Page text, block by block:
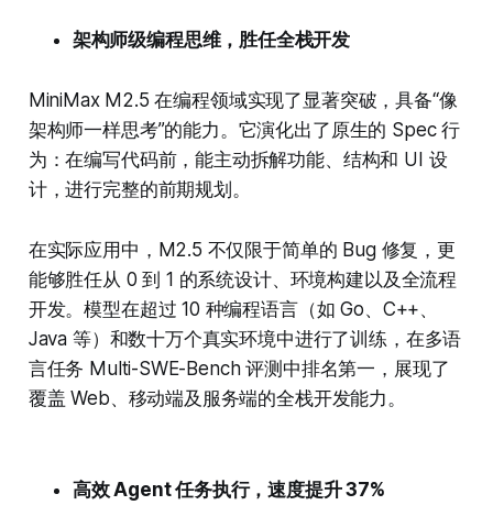
架构师级编程思维，胜任全栈开发
MiniMax M2.5 在编程领域实现了显著突破，具备“像
架构师一样思考”的能力。它演化出了原生的 Spec 行
为：在编写代码前，能主动拆解功能、结构和 UI 设
计，进行完整的前期规划。
在实际应用中，M2.5 不仅限于简单的 Bug 修复，更
能够胜任从 0 到 1 的系统设计、环境构建以及全流程
开发。模型在超过 10 种编程语言（如 Go、C++、
Java 等）和数十万个真实环境中进行了训练，在多语
言任务 Multi-SWE-Bench 评测中排名第一，展现了
覆盖 Web、移动端及服务端的全栈开发能力。
高效 Agent 任务执行，速度提升 37%